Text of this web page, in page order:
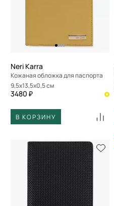
Neri Karra
Кожаная обложка для паспорта
9,5x13,5x0,5 см
3480 ₽
В КОРЗИНУ